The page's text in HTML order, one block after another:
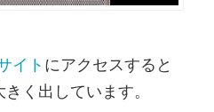
イト にアクセスすると
く出しています。